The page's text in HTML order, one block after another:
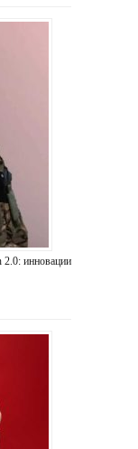
2.0: инновации